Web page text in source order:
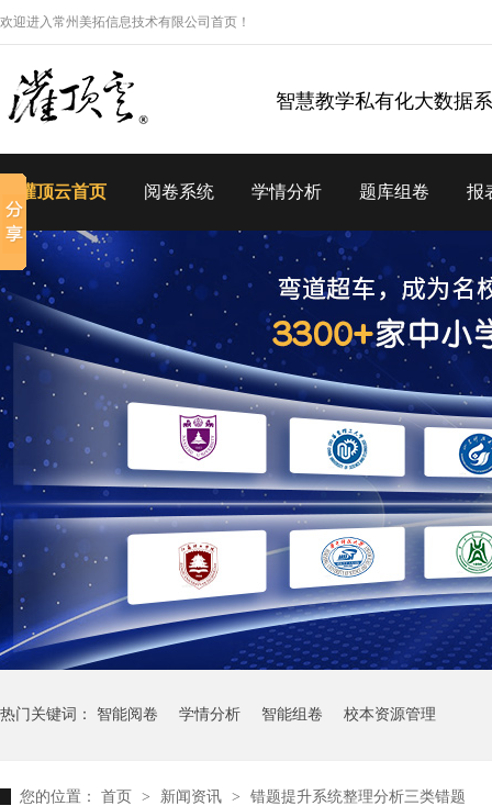
欢迎进入常州美拓信息技术有限公司首页！
智慧教学私有化大数据
灌顶云首页 阅卷系统 学情分析 题库组卷 报
热门关键词： 智能阅卷 学情分析 智能组卷 校本资源管理
您的位置： 首页 > 新闻资讯 > 错题提升系统整理分析三类错题